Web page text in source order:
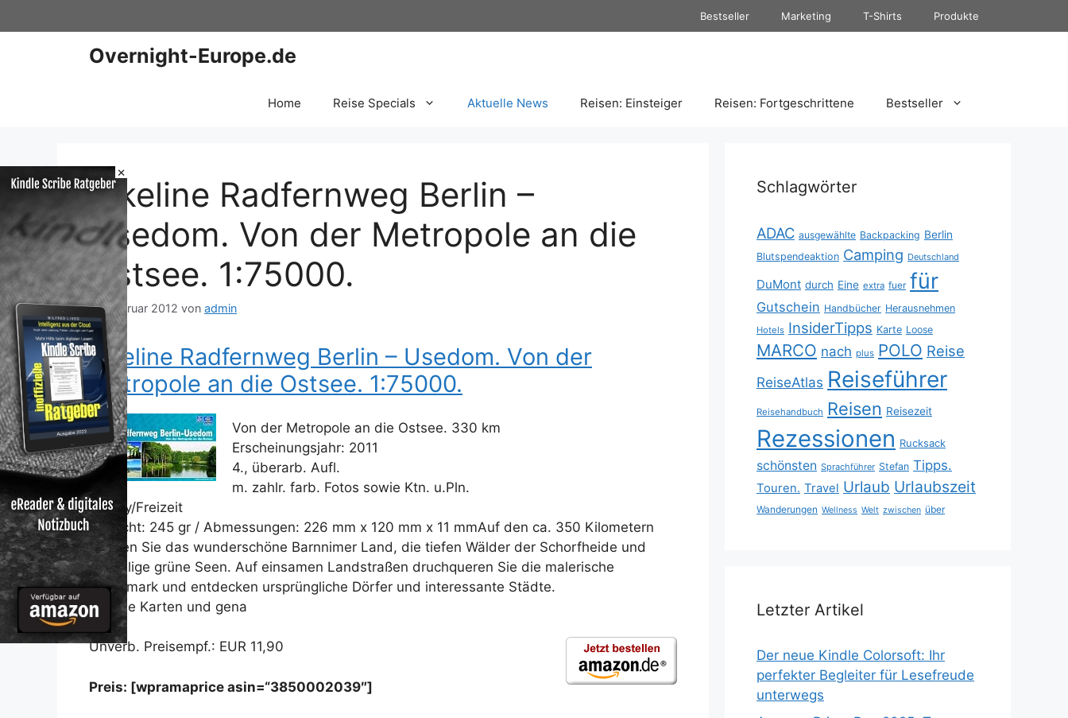
×
Inhalt
Bestseller Marketing T-Shirts Produkte
Overnight-Europe.de
Home Reise Specials Aktuelle News Reisen: Einsteiger Reisen: Fortgeschrittene Bestseller
Bikeline Radfernweg Berlin –
Usedom. Von der Metropole an die
Ostsee. 1:75000.
10. Februar 2012 von admin
Bikeline Radfernweg Berlin – Usedom. Von der
Metropole an die Ostsee. 1:75000.
Von der Metropole an die Ostsee. 330 km
Erscheinungsjahr: 2011
4., überarb. Aufl.
m. zahlr. farb. Fotos sowie Ktn. u.Pln.
Hobby/Freizeit
Gewicht: 245 gr / Abmessungen: 226 mm x 120 mm x 11 mmAuf den ca. 350 Kilometern
erleben Sie das wunderschöne Barnnimer Land, die tiefen Wälder der Schorfheide und
unzählige grüne Seen. Auf einsamen Landstraßen druchqueren Sie die malerische
Uckermark und entdecken ursprüngliche Dörfer und interessante Städte.
Präzise Karten und gena
Unverb. Preisempf.: EUR 11,90
Preis: [wpramaprice asin=“3850002039″]
Schlagwörter
ADAC ausgewählte Backpacking Berlin
Blutspendeaktion Camping Deutschland
DuMont durch Eine extra fuer für
Gutschein Handbücher Herausnehmen
Hotels InsiderTipps Karte Loose
MARCO nach plus POLO Reise
ReiseAtlas Reiseführer
Reisehandbuch Reisen Reisezeit
Rezessionen Rucksack
schönsten Sprachführer Stefan Tipps.
Touren. Travel Urlaub Urlaubszeit
Wanderungen Wellness Welt zwischen über
Letzter Artikel
Der neue Kindle Colorsoft: Ihr
perfekter Begleiter für Lesefreude
unterwegs